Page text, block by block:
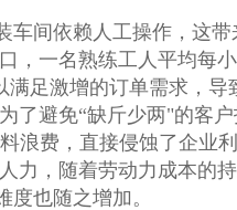
间依赖人工操作，这带
，一名熟练工人平均每
足激增的订单需求，导
了避免“缺斤少两"的客
浪费，直接侵蚀了企业利
力，随着劳动力成本的
也随之增加。